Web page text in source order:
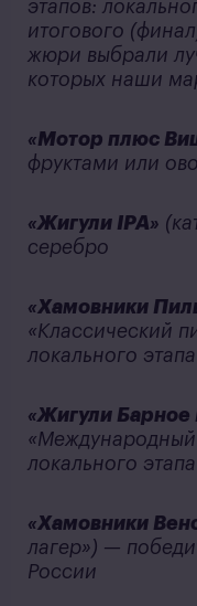
этапов:
итогового
жюри выбрали
которых наши
«Мотор плюс
фруктами или
«Жигули IPA»
серебро
«Хамовники
«Классический
локального
«Жигули Барное
«Международный
локального
«Хамовники
лагер») —
России